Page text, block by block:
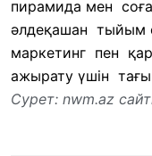
пирамида мен
әлдеқашан тыйым
маркетинг пен
ажырату үшін
Сурет: nwm.az